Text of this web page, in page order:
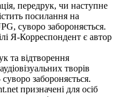
передрук, чи наступне
посилання на
суворо забороняється.
Я-Корреспондент є автор
та відтворення
творів
забороняється.
призначені для осіб